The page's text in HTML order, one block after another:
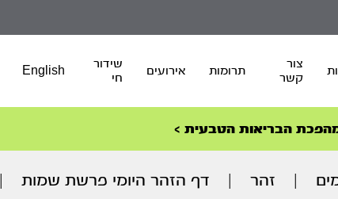
צור
קשר
תרומות אירועים
שידור
חי
English
הפודקאסטים
החודש – דרך המלך
– אורות וכלים – אור המועדים
הבריאות הטבעית >
הפודקאסטים
החודש – דרך המלך
זהר דף הזהר היומי פרשת שמות